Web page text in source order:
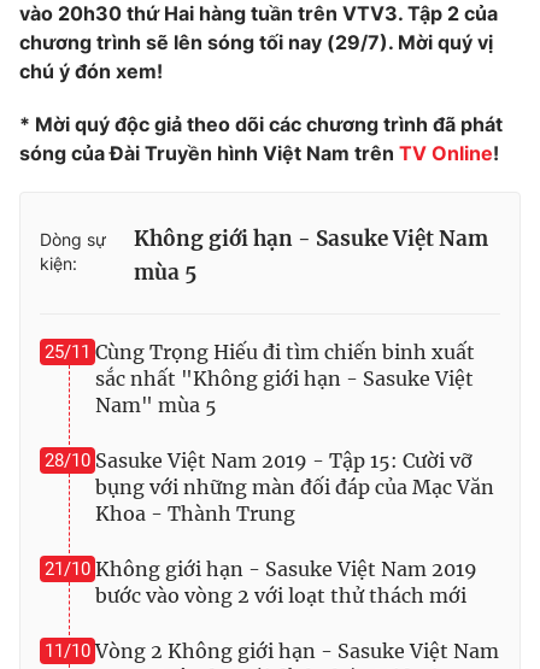
Photo Infographic
Video
VTV Money VTV Thể thao
VTV Sức khoẻ Bất động sản
VTV4 Vươn mình bằng AI
VTV9
Liên hệ tòa soạn English
THỜI BÁO VTV
vào 20h30 thứ Hai hàng tuần trên VTV3. Tập 2 của
chương trình sẽ lên sóng tối nay (29/7). Mời quý vị
chú ý đón xem!
* Mời quý độc giả theo dõi các chương trình đã phát
sóng của Đài Truyền hình Việt Nam trên TV Online!
Dòng sự
kiện:
Không giới hạn - Sasuke Việt Nam
mùa 5
25/11 Cùng Trọng Hiếu đi tìm chiến binh xuất
sắc nhất "Không giới hạn - Sasuke Việt
Nam" mùa 5
28/10 Sasuke Việt Nam 2019 - Tập 15: Cười vỡ
bụng với những màn đối đáp của Mạc Văn
Khoa - Thành Trung
21/10 Không giới hạn - Sasuke Việt Nam 2019
bước vào vòng 2 với loạt thử thách mới
11/10 Vòng 2 Không giới hạn - Sasuke Việt Nam